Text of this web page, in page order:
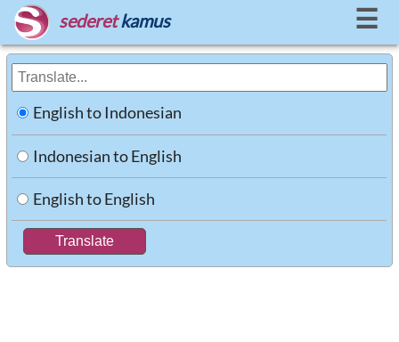
sederet kamus ☰
English to Indonesian
Indonesian to English
English to English